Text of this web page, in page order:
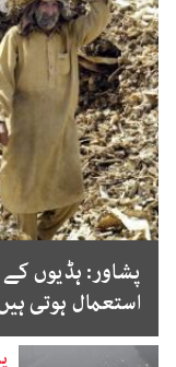
پشاور: ہڈیوں کے
استعمال ہوتی